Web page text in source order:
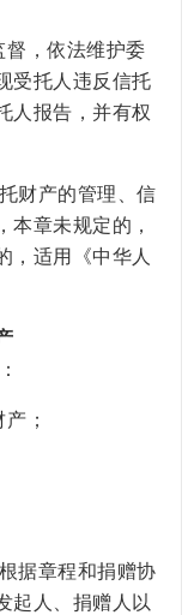
督，依法维护委
受托人违反信托
人报告，并有权
财产的管理、信
本章未规定的，
，适用《中华人
；
据章程和捐赠协
起人、捐赠人以